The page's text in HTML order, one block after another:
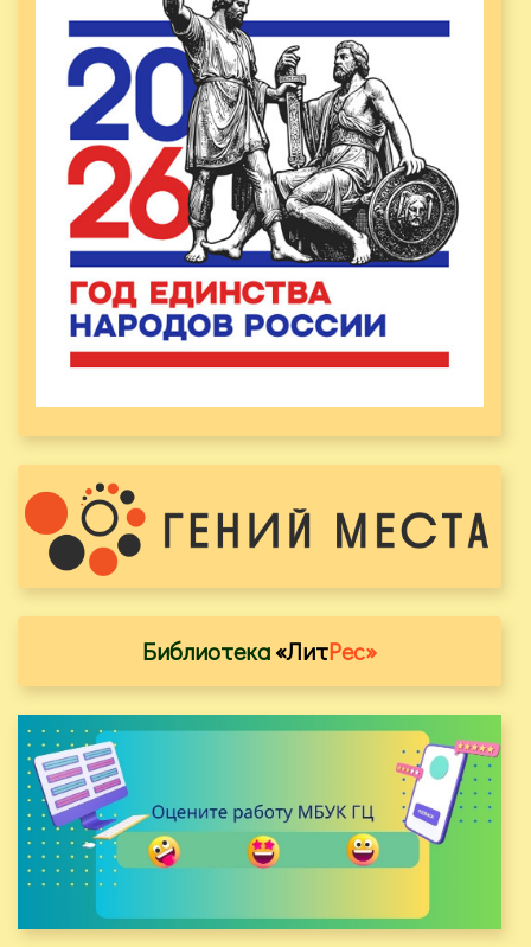
Библиотека«ЛитРес»